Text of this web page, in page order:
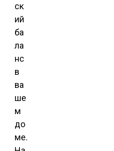
ск
ий
ба
ла
нс
в
ва
ше
м
до
ме.